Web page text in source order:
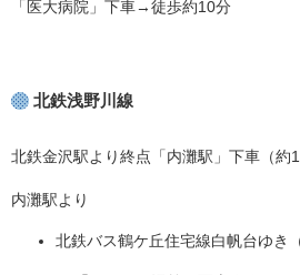
「医大病院」下車→徒歩約10分
北鉄浅野川線
北鉄金沢駅より終点「内灘駅」下車（約
内灘駅より​
北鉄バス鶴ケ丘住宅線白帆台ゆき